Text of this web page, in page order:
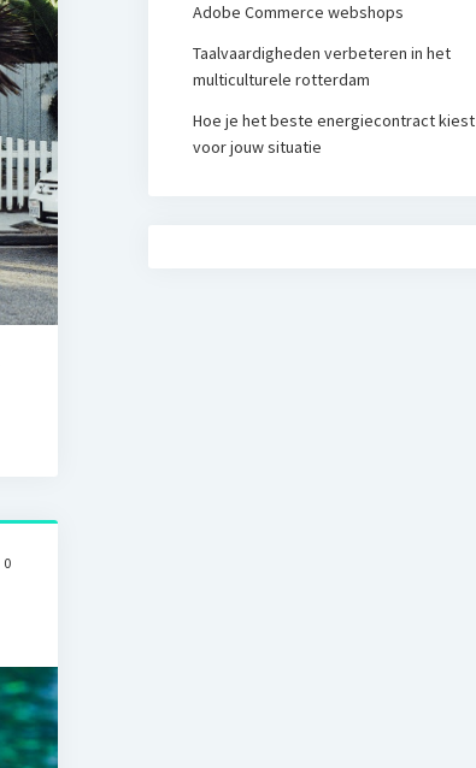
0
Adobe Commerce webshops
Taalvaardigheden verbeteren in het
multiculturele rotterdam
Hoe je het beste energiecontract kiest
voor jouw situatie